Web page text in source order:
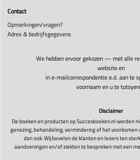
Contact
Opmerkingen/vragen?
Adres & bedrijfsgegevens
We hebben ervoor gekozen — met alle
website en
in e-mailcorrespondentie e.d. aan te
voornaam en u te
Disclaimer
De boeken en producten op Succesboeken.nl worden
genezing, behandeling, vermindering of het
dan ook. Wij bevelen de klanten en lezers ten
aandoeningen en/of ziekten te bespreken met een